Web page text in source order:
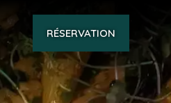
RÉSERVATION